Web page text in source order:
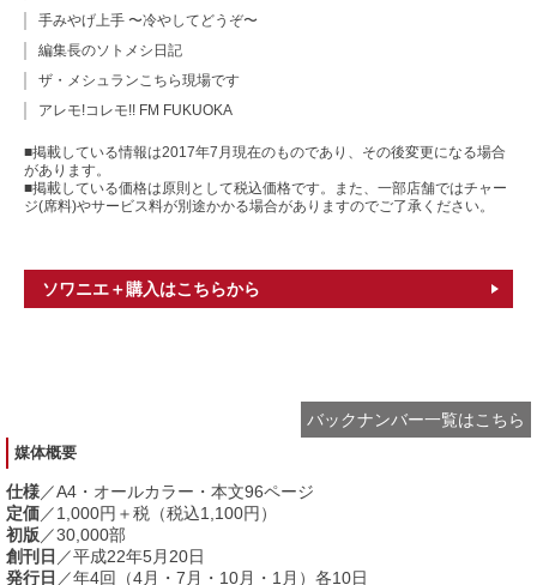
手みやげ上手 〜冷やしてどうぞ〜
編集長のソトメシ日記
ザ・メシュランこちら現場です
アレモ!コレモ!! FM FUKUOKA
■掲載している情報は2017年7月現在のものであり、その後変更になる場合
があります。
■掲載している価格は原則として税込価格です。また、一部店舗ではチャー
ジ(席料)やサービス料が別途かかる場合がありますのでご了承ください。
ソワニエ＋購入はこちらから
バックナンバー一覧はこちら
媒体概要
仕様／A4・オールカラー・本文96ページ
定価／1,000円＋税（税込1,100円）
初版 ／30,000部
創刊日 ／平成22年5月20日
発行日 ／年4回（4月・7月・10月・1月）各10日